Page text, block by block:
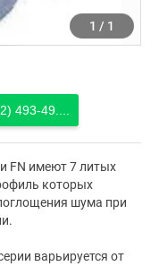
1 / 1
493-49....
FN имеют 7 литых
которых
шума при
варьируется от